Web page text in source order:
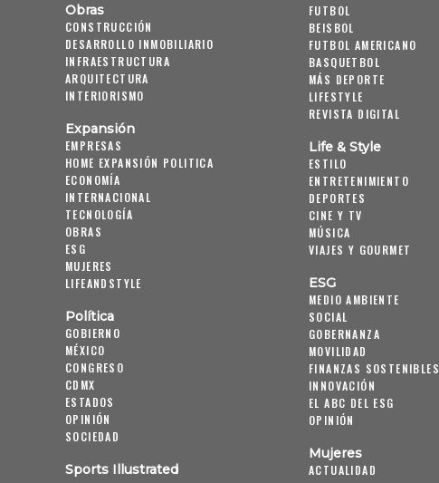
Obras
CONSTRUCCIÓN
DESARROLLO INMOBILIARIO
INFRAESTRUCTURA
ARQUITECTURA
INTERIORISMO
Expansión
EMPRESAS
HOME EXPANSIÓN POLITICA
ECONOMÍA
INTERNACIONAL
TECNOLOGÍA
OBRAS
ESG
MUJERES
LIFEANDSTYLE
Política
GOBIERNO
MÉXICO
CONGRESO
CDMX
ESTADOS
OPINIÓN
SOCIEDAD
Sports Illustrated
FUTBOL
BEISBOL
FUTBOL AMERICANO
BASQUETBOL
MÁS DEPORTE
LIFESTYLE
REVISTA DIGITAL
Life & Style
ESTILO
ENTRETENIMIENTO
DEPORTES
CINE Y TV
MÚSICA
VIAJES Y GOURMET
ESG
MEDIO AMBIENTE
SOCIAL
GOBERNANZA
MOVILIDAD
FINANZAS SOSTENIBLES
INNOVACIÓN
EL ABC DEL ESG
OPINIÓN
Mujeres
ACTUALIDAD